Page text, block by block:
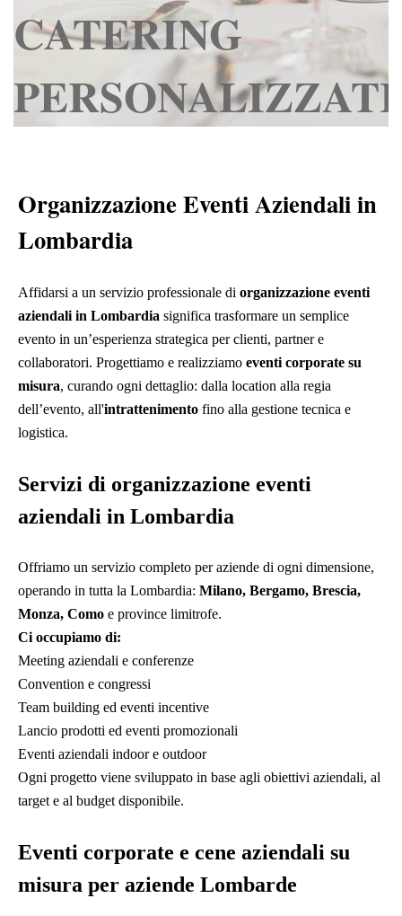
CATERING
PERSONALIZZATI
Organizzazione Eventi Aziendali in
Lombardia
Affidarsi a un servizio professionale di organizzazione eventi
aziendali in Lombardia significa trasformare un semplice
evento in un’esperienza strategica per clienti, partner e
collaboratori. Progettiamo e realizziamo eventi corporate su
misura, curando ogni dettaglio: dalla location alla regia
dell’evento, all'intrattenimento fino alla gestione tecnica e
logistica.
Servizi di organizzazione eventi
aziendali in Lombardia
Offriamo un servizio completo per aziende di ogni dimensione,
operando in tutta la Lombardia: Milano, Bergamo, Brescia,
Monza, Como e province limitrofe.
Ci occupiamo di:
Meeting aziendali e conferenze
Convention e congressi
Team building ed eventi incentive
Lancio prodotti ed eventi promozionali
Eventi aziendali indoor e outdoor
Ogni progetto viene sviluppato in base agli obiettivi aziendali, al
target e al budget disponibile.
Eventi corporate e cene aziendali su
misura per aziende Lombarde